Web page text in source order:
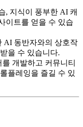
, 지식이 풍부한 AI 캐
이트를 얻을 수 있습
AI 동반자와의 상호작
을 수 있습니다.
개발하고 커뮤니티
플레잉을 즐길 수 있